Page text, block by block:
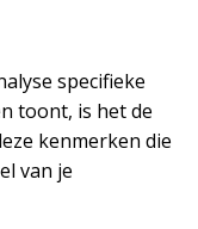
specifieke
toont, is het de
kenmerken die
van je